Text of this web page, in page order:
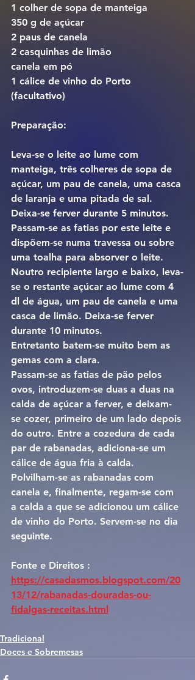
1 colher de sopa de manteiga
350 g de açúcar
2 paus de canela
2 casquinhas de limão
canela em pó
1 cálice de vinho do Porto
(facultativo)
Preparação:
Leva-se o leite ao lume com
manteiga, três colheres de sopa de
açúcar, um pau de canela, uma casca
de laranja e uma pitada de sal.
Deixa-se ferver durante 5 minutos.
Passam-se as fatias por este leite e
dispõem-se numa travessa ou sobre
uma toalha para absorver o leite.
Noutro recipiente largo e baixo, leva-
se o restante açúcar ao lume com 4
dl de água, um pau de canela e uma
casca de limão. Deixa-se ferver
durante 10 minutos.
Entretanto batem-se muito bem as
gemas com a clara.
Passam-se as fatias de pão pelos
ovos, introduzem-se duas a duas na
calda de açúcar a ferver, e deixam-
se cozer, primeiro de um lado depois
do outro. Entre a cozedura de cada
par de rabanadas, adiciona-se um
cálice de água fria à calda.
Polvilham-se as rabanadas com
canela e, finalmente, regam-se com
a calda a que se adicionou um cálice
de vinho do Porto. Servem-se no dia
seguinte.
Fonte e Direitos :
https://casadasmos.blogspot.com/20
13/12/rabanadas-douradas-ou-
fidalgas-receitas.html
Tradicional
Doces e Sobremesas